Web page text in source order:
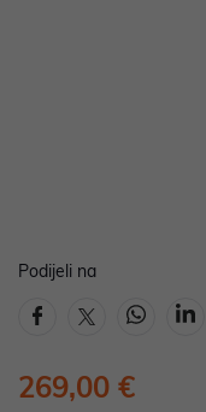
Podijeli na
269,00 €